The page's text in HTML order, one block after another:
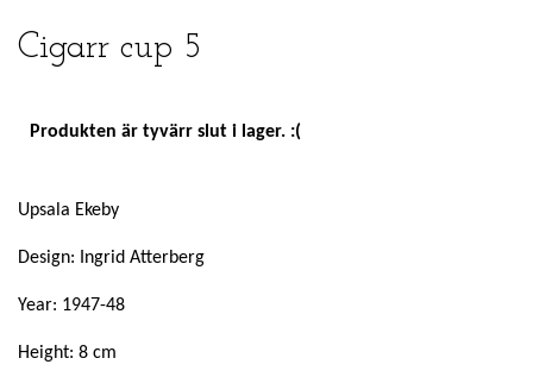
Cigarr cup 5
Produkten är tyvärr slut i lager. :(
Upsala Ekeby
Design: Ingrid Atterberg
Year: 1947-48
Height: 8 cm